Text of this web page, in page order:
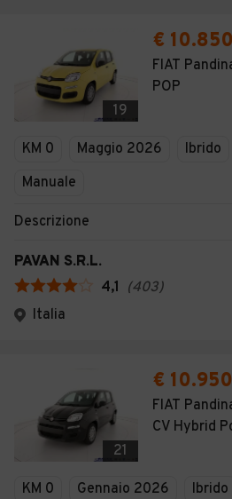
Moto
Camper
Veicoli Commerciali
19
€ 10.850
FIAT
POP
KM 0 Maggio 2026 Ibrido
Manuale
Descrizione
PAVAN S.R.L.
4,1 (403)
Italia
21
€ 10.950
FIAT
CV Hybrid
KM 0 Gennaio 2026 Ibrido